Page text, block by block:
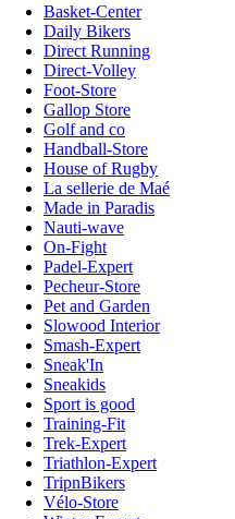
Basket-Center
Daily Bikers
Direct Running
Direct-Volley
Foot-Store
Gallop Store
Golf and co
Handball-Store
House of Rugby
La sellerie de Maé
Made in Paradis
Nauti-wave
On-Fight
Padel-Expert
Pecheur-Store
Pet and Garden
Slowood Interior
Smash-Expert
Sneak'In
Sneakids
Sport is good
Training-Fit
Trek-Expert
Triathlon-Expert
TripnBikers
Vélo-Store